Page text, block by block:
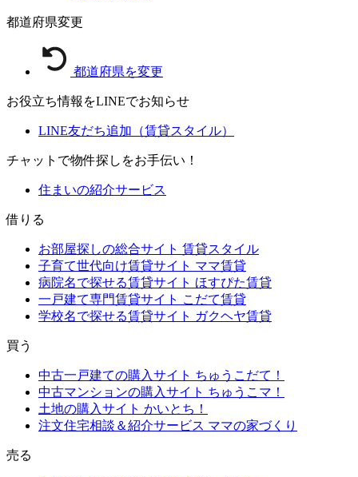
都道府県変更
都道府県を変更
お役立ち情報をLINEでお知らせ
LINE友だち追加（賃貸スタイル）
チャットで物件探しをお手伝い！
住まいの紹介サービス
借りる
お部屋探しの総合サイト 賃貸スタイル
子育て世代向け賃貸サイト ママ賃貸
病院名で探せる賃貸サイト ほすぴた賃貸
一戸建て専門賃貸サイト こだて賃貸
学校名で探せる賃貸サイト ガクヘヤ賃貸
買う
中古一戸建ての購入サイト ちゅうこだて！
中古マンションの購入サイト ちゅうこマ！
土地の購入サイト かいとち！
注文住宅相談＆紹介サービス ママの家づくり
売る